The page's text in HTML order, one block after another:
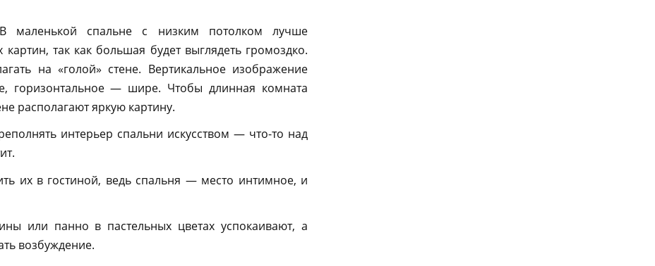
маленькой спальне с низким потолком лучше
картин, так как большая будет выглядеть громоздко.
на «голой» стене. Вертикальное изображение
горизонтальное — шире. Чтобы длинная комната
располагают яркую картину.
интерьер спальни искусством — что-то над
их в гостиной, ведь спальня — место интимное, и
или панно в пастельных цветах успокаивают, а
возбуждение.